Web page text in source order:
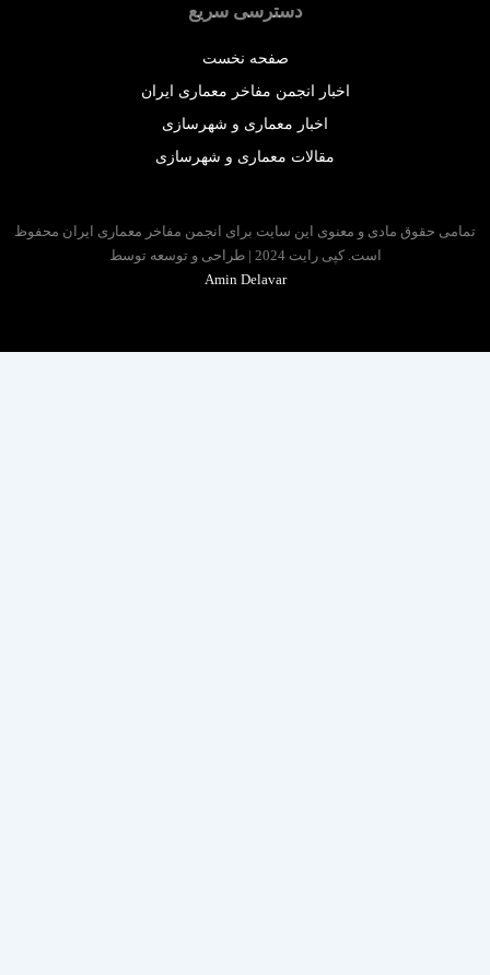
دسترسی سریع
صفحه نخست
اخبار انجمن مفاخر معماری ایران
اخبار معماری و شهرسازی
مقالات معماری و شهرسازی
حقوق مادی و معنوی این سایت برای انجمن مفاخر معماری ایران محفوظ
است. کپی رایت 2024 | طراحی و توسعه توسط
Amin Delavar